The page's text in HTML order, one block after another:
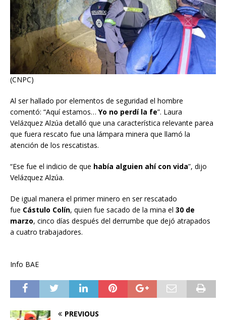
(CNPC)
Al ser hallado por elementos de seguridad el hombre
comentó: “Aquí estamos… Yo no perdí la fe”. Laura
Velázquez Alzúa detalló que una característica relevante parea
que fuera rescato fue una lámpara minera que llamó la
atención de los rescatistas.
“Ese fue el indicio de que había alguien ahí con vida”, dijo
Velázquez Alzúa.
De igual manera el primer minero en ser rescatado
fue Cástulo Colín, quien fue sacado de la mina el 30 de
marzo, cinco días después del derrumbe que dejó atrapados
a cuatro trabajadores.
Info BAE
PREVIOUS